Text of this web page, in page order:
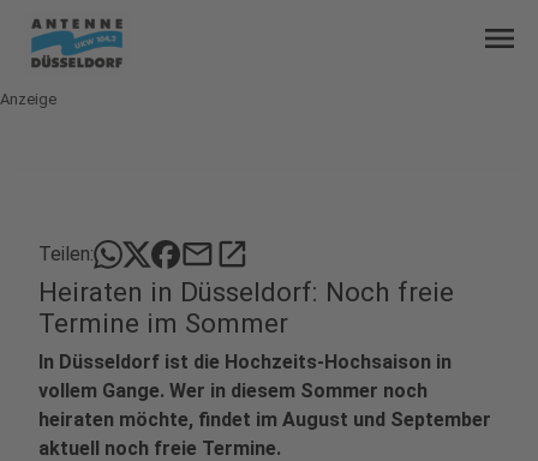
menu
Anzeige
Teilen: mailopen_in_new
Heiraten in Düsseldorf: Noch freie
Termine im Sommer
In Düsseldorf ist die Hochzeits-Hochsaison in
vollem Gange. Wer in diesem Sommer noch
heiraten möchte, findet im August und September
aktuell noch freie Termine.